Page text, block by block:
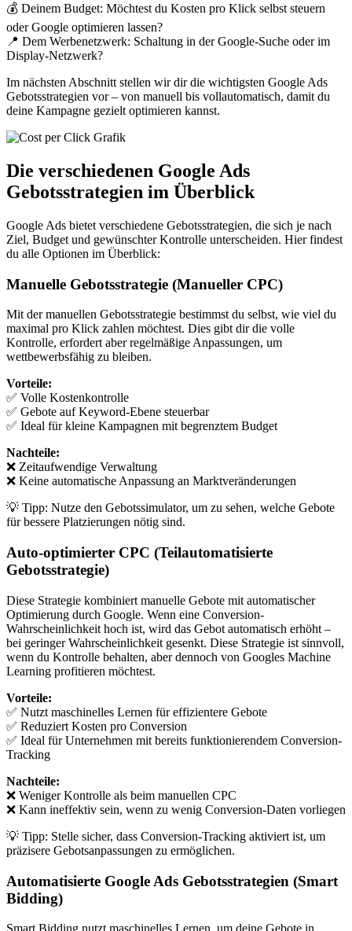
💰 Deinem Budget: Möchtest du Kosten pro Klick selbst steuern
oder Google optimieren lassen?
📍 Dem Werbenetzwerk: Schaltung in der Google-Suche oder im
Display-Netzwerk?
Im nächsten Abschnitt stellen wir dir die wichtigsten Google Ads
Gebotsstrategien vor – von manuell bis vollautomatisch, damit du
deine Kampagne gezielt optimieren kannst.
Die verschiedenen Google Ads
Gebotsstrategien im Überblick
Google Ads bietet verschiedene Gebotsstrategien, die sich je nach
Ziel, Budget und gewünschter Kontrolle unterscheiden. Hier findest
du alle Optionen im Überblick:
Manuelle Gebotsstrategie (Manueller CPC)
Mit der manuellen Gebotsstrategie bestimmst du selbst, wie viel du
maximal pro Klick zahlen möchtest. Dies gibt dir die volle
Kontrolle, erfordert aber regelmäßige Anpassungen, um
wettbewerbsfähig zu bleiben.
Vorteile:
✅ Volle Kostenkontrolle
✅ Gebote auf Keyword-Ebene steuerbar
✅ Ideal für kleine Kampagnen mit begrenztem Budget
Nachteile:
❌ Zeitaufwendige Verwaltung
❌ Keine automatische Anpassung an Marktveränderungen
💡 Tipp: Nutze den Gebotssimulator, um zu sehen, welche Gebote
für bessere Platzierungen nötig sind.
Auto-optimierter CPC (Teilautomatisierte
Gebotsstrategie)
Diese Strategie kombiniert manuelle Gebote mit automatischer
Optimierung durch Google. Wenn eine Conversion-
Wahrscheinlichkeit hoch ist, wird das Gebot automatisch erhöht –
bei geringer Wahrscheinlichkeit gesenkt. Diese Strategie ist sinnvoll,
wenn du Kontrolle behalten, aber dennoch von Googles Machine
Learning profitieren möchtest.
Vorteile:
✅ Nutzt maschinelles Lernen für effizientere Gebote
✅ Reduziert Kosten pro Conversion
✅ Ideal für Unternehmen mit bereits funktionierendem Conversion-
Tracking
Nachteile:
❌ Weniger Kontrolle als beim manuellen CPC
❌ Kann ineffektiv sein, wenn zu wenig Conversion-Daten vorliegen
💡 Tipp: Stelle sicher, dass Conversion-Tracking aktiviert ist, um
präzisere Gebotsanpassungen zu ermöglichen.
Automatisierte Google Ads Gebotsstrategien (Smart
Bidding)